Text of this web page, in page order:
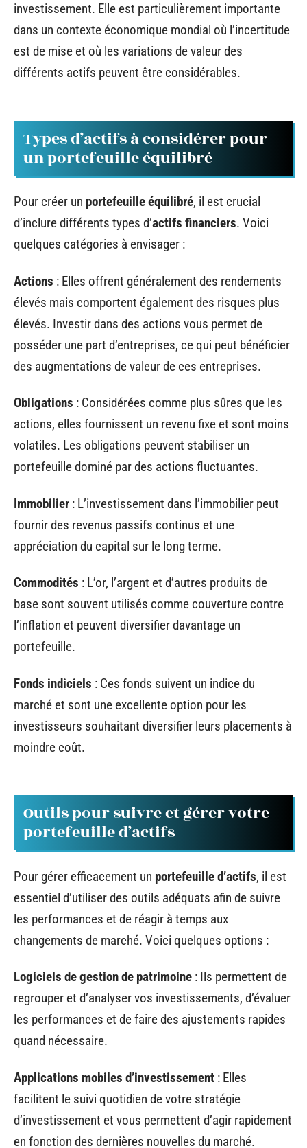
investissement. Elle est particulièrement importante
dans un contexte économique mondial où l’incertitude
est de mise et où les variations de valeur des
différents actifs peuvent être considérables.
Types d’actifs à considérer pour
un portefeuille équilibré
Pour créer un portefeuille équilibré, il est crucial
d’inclure différents types d’actifs financiers. Voici
quelques catégories à envisager :
Actions : Elles offrent généralement des rendements
élevés mais comportent également des risques plus
élevés. Investir dans des actions vous permet de
posséder une part d’entreprises, ce qui peut bénéficier
des augmentations de valeur de ces entreprises.
Obligations : Considérées comme plus sûres que les
actions, elles fournissent un revenu fixe et sont moins
volatiles. Les obligations peuvent stabiliser un
portefeuille dominé par des actions fluctuantes.
Immobilier : L’investissement dans l’immobilier peut
fournir des revenus passifs continus et une
appréciation du capital sur le long terme.
Commodités : L’or, l’argent et d’autres produits de
base sont souvent utilisés comme couverture contre
l’inflation et peuvent diversifier davantage un
portefeuille.
Fonds indiciels : Ces fonds suivent un indice du
marché et sont une excellente option pour les
investisseurs souhaitant diversifier leurs placements à
moindre coût.
Outils pour suivre et gérer votre
portefeuille d’actifs
Pour gérer efficacement un portefeuille d’actifs, il est
essentiel d’utiliser des outils adéquats afin de suivre
les performances et de réagir à temps aux
changements de marché. Voici quelques options :
Logiciels de gestion de patrimoine : Ils permettent de
regrouper et d’analyser vos investissements, d’évaluer
les performances et de faire des ajustements rapides
quand nécessaire.
Applications mobiles d’investissement : Elles
facilitent le suivi quotidien de votre stratégie
d’investissement et vous permettent d’agir rapidement
en fonction des dernières nouvelles du marché.